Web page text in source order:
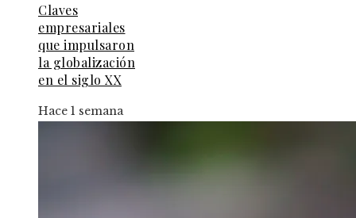
Claves
empresariales
que impulsaron
la globalización
en el siglo XX
Hace 1 semana